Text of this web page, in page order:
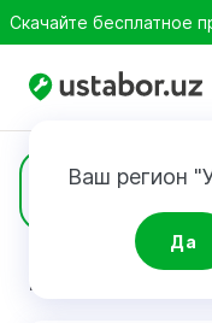
Скачайте бесплатное
Ваш регион
Да
Гипсокартон
РЕЗУЛЬТАТ